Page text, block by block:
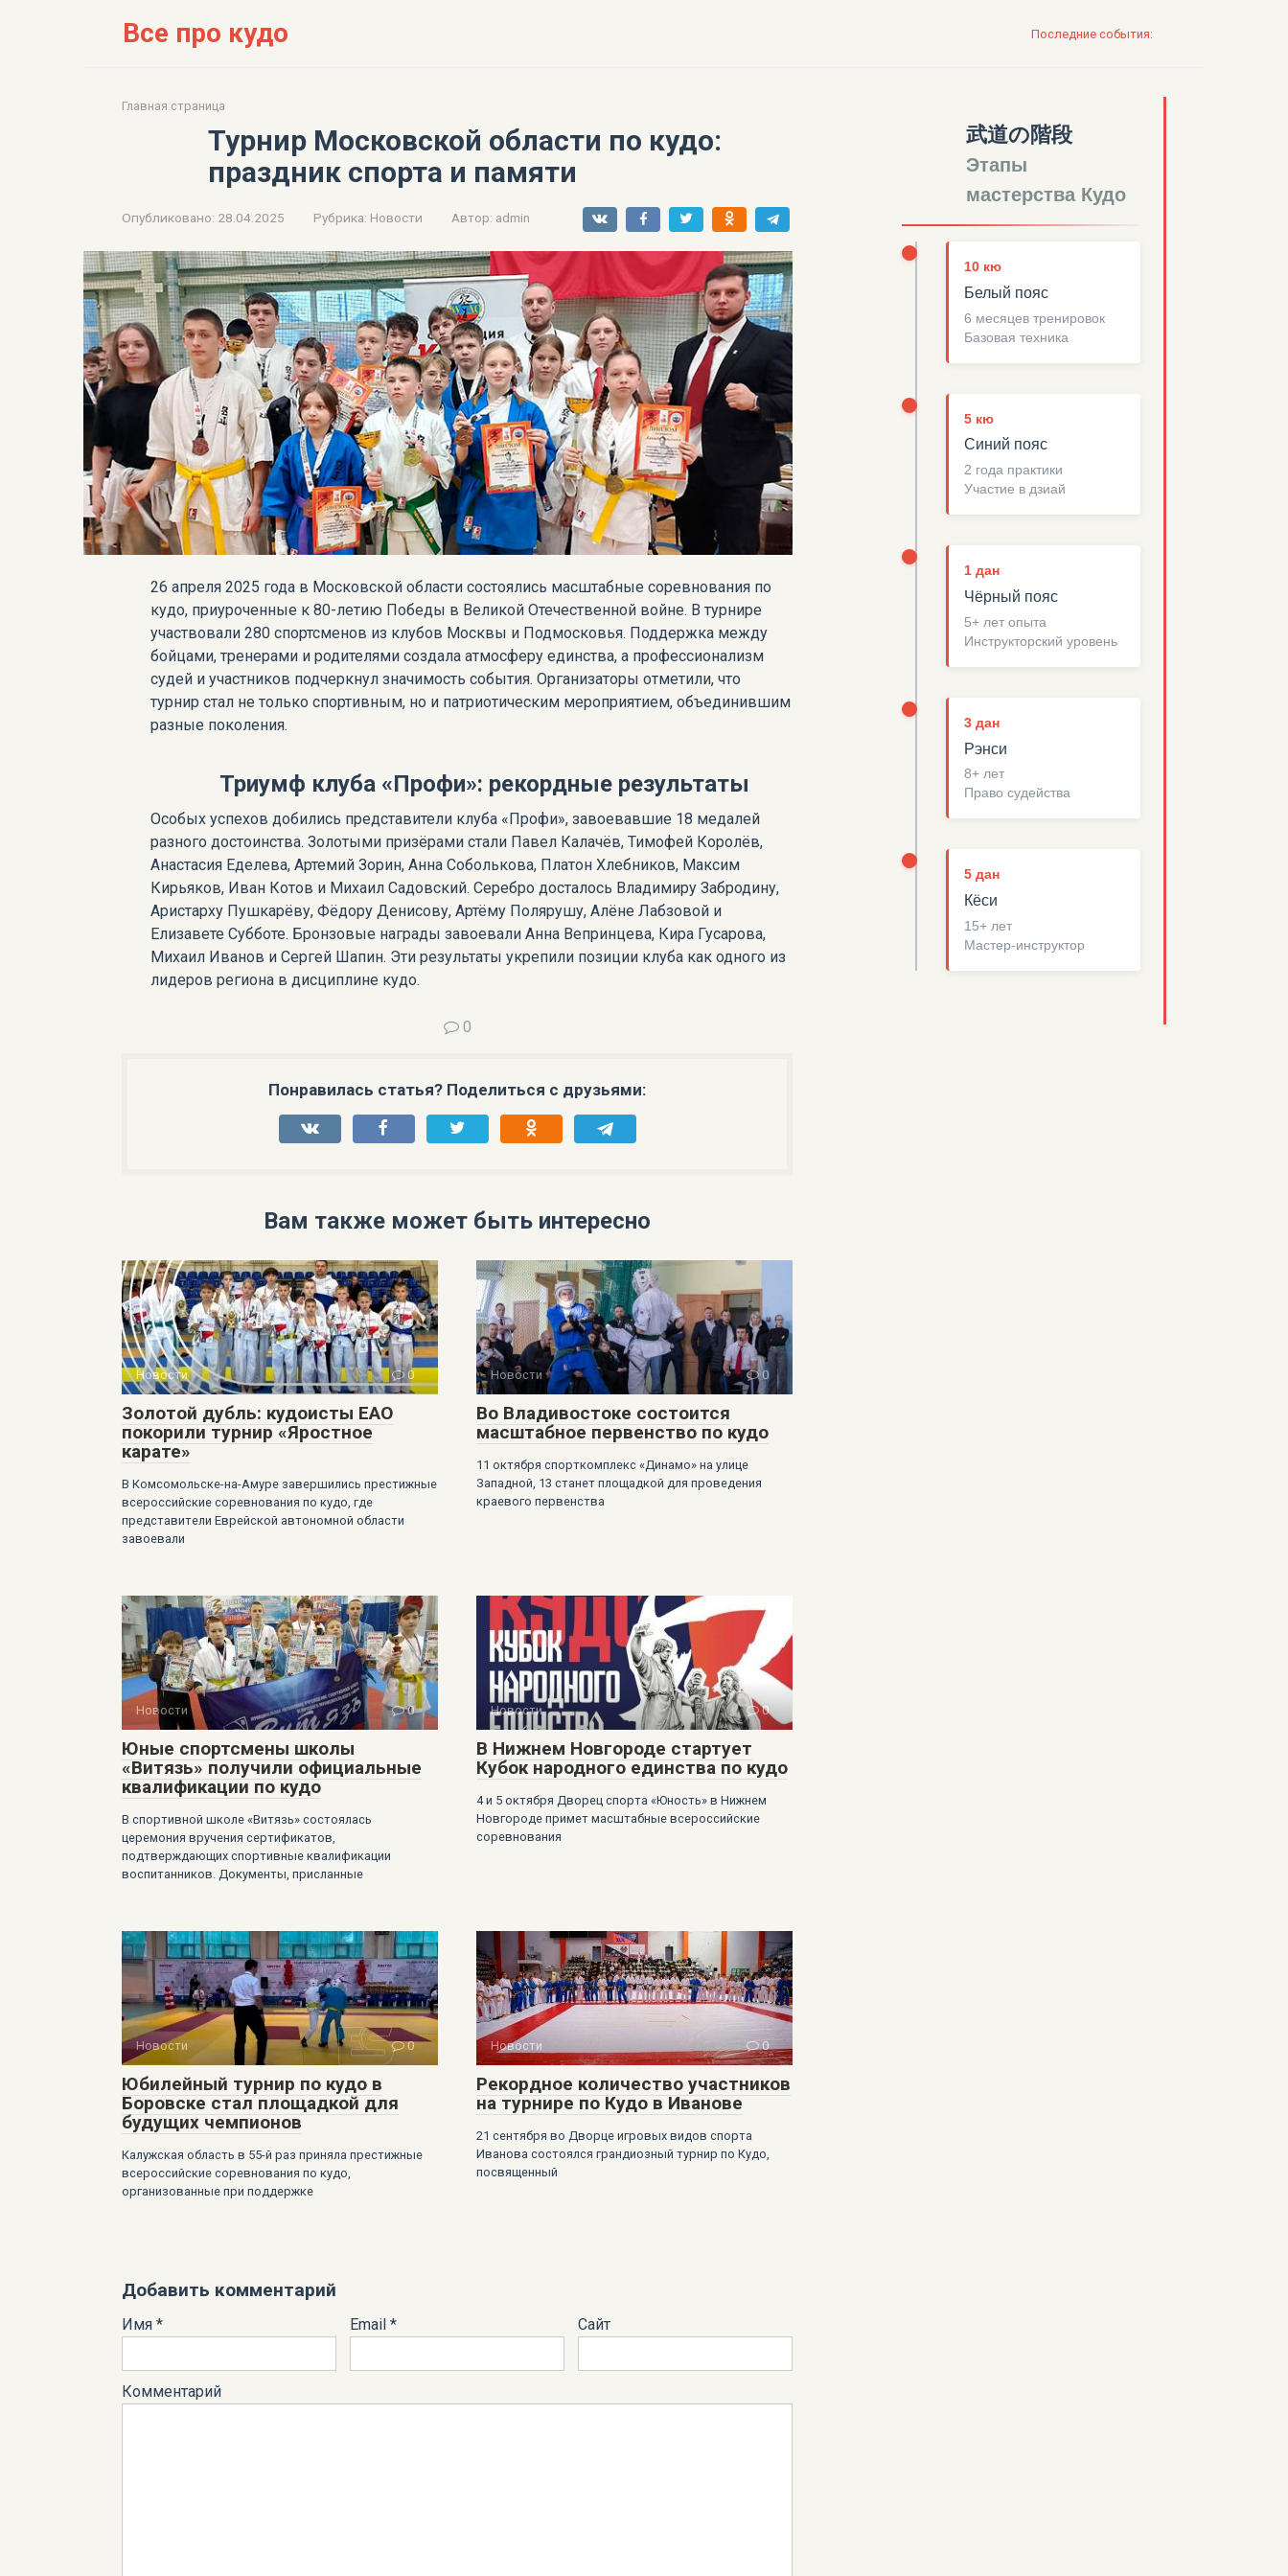
Все про кудо Последние события:
Главная страница
Турнир Московской области по кудо:
праздник спорта и памяти
Опубликовано: 28.04.2025 Рубрика: Новости Автор: admin
26 апреля 2025 года в Московской области состоялись масштабные соревнования по
кудо, приуроченные к 80-летию Победы в Великой Отечественной войне. В турнире
участвовали 280 спортсменов из клубов Москвы и Подмосковья. Поддержка между
бойцами, тренерами и родителями создала атмосферу единства, а профессионализм
судей и участников подчеркнул значимость события. Организаторы отметили, что
турнир стал не только спортивным, но и патриотическим мероприятием, объединившим
разные поколения.
Триумф клуба «Профи»: рекордные результаты
Особых успехов добились представители клуба «Профи», завоевавшие 18 медалей
разного достоинства. Золотыми призёрами стали Павел Калачёв, Тимофей Королёв,
Анастасия Еделева, Артемий Зорин, Анна Соболькова, Платон Хлебников, Максим
Кирьяков, Иван Котов и Михаил Садовский. Серебро досталось Владимиру Забродину,
Аристарху Пушкарёву, Фёдору Денисову, Артёму Полярушу, Алёне Лабзовой и
Елизавете Субботе. Бронзовые награды завоевали Анна Вепринцева, Кира Гусарова,
Михаил Иванов и Сергей Шапин. Эти результаты укрепили позиции клуба как одного из
лидеров региона в дисциплине кудо.
0
Понравилась статья? Поделиться с друзьями:
Вам также может быть интересно
Новости 0
Золотой дубль: кудоисты ЕАО
покорили турнир «Яростное
карате»
В Комсомольске-на-Амуре завершились престижные
всероссийские соревнования по кудо, где
представители Еврейской автономной области
завоевали
Новости 0
Во Владивостоке состоится
масштабное первенство по кудо
11 октября спорткомплекс «Динамо» на улице
Западной, 13 станет площадкой для проведения
краевого первенства
Новости 0
Юные спортсмены школы
«Витязь» получили официальные
квалификации по кудо
В спортивной школе «Витязь» состоялась
церемония вручения сертификатов,
подтверждающих спортивные квалификации
воспитанников. Документы, присланные
Новости 0
В Нижнем Новгороде стартует
Кубок народного единства по кудо
4 и 5 октября Дворец спорта «Юность» в Нижнем
Новгороде примет масштабные всероссийские
соревнования
Новости 0
Юбилейный турнир по кудо в
Боровске стал площадкой для
будущих чемпионов
Калужская область в 55-й раз приняла престижные
всероссийские соревнования по кудо,
организованные при поддержке
Новости 0
Рекордное количество участников
на турнире по Кудо в Иванове
21 сентября во Дворце игровых видов спорта
Иванова состоялся грандиозный турнир по Кудо,
посвященный
Добавить комментарий
Имя * Email * Сайт
Комментарий
武道の階段
Этапы
мастерства Кудо
10 кю
Белый пояс
6 месяцев тренировок
Базовая техника
5 кю
Синий пояс
2 года практики
Участие в дзиай
1 дан
Чёрный пояс
5+ лет опыта
Инструкторский уровень
3 дан
Рэнси
8+ лет
Право судейства
5 дан
Кёси
15+ лет
Мастер-инструктор